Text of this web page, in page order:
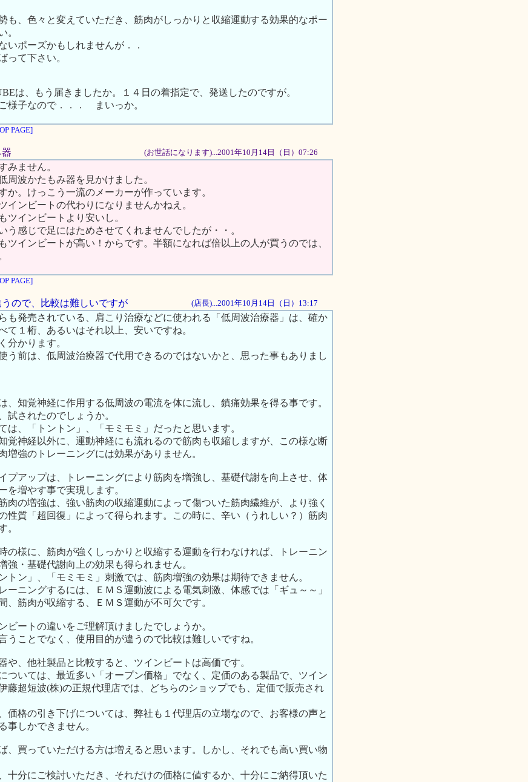
も、色々と変えていただき、筋肉がしっかりと収縮運動する効果的なポー
。
いポーズかもしれませんが．．
って下さい。
は、もう届きましたか。１４日の着指定で、発送したのですが。
様子なので．．． まいっか。
PAGE]
(お世話になります)...2001年10月14日（日）07:26
みません。
周波かたもみ器を見かけました。
か。けっこう一流のメーカーが作っています。
インビートの代わりになりませんかねえ。
ツインビートより安いし。
う感じで足にはためさせてくれませんでしたが・・。
ツインビートが高い！からです。半額になれば倍以上の人が買うのでは、
PAGE]
ので、比較は難しいですが (店長)...2001年10月14日（日）13:17
も発売されている、肩こり治療などに使われる「低周波治療器」は、確か
て１桁、あるいはそれ以上、安いですね。
分かります。
う前は、低周波治療器で代用できるのではないかと、思った事もありまし
、知覚神経に作用する低周波の電流を体に流し、鎮痛効果を得る事です。
試されたのでしょうか。
は、「トントン」、「モミモミ」だったと思います。
覚神経以外に、運動神経にも流れるので筋肉も収縮しますが、この様な断
増強のトレーニングには効果がありません。
プアップは、トレーニングにより筋肉を増強し、基礎代謝を向上させ、体
を増やす事で実現します。
肉の増強は、強い筋肉の収縮運動によって傷ついた筋肉繊維が、より強く
性質「超回復」によって得られます。この時に、辛い（うれしい？）筋肉
。
の様に、筋肉が強くしっかりと収縮する運動を行わなければ、トレーニン
強・基礎代謝向上の効果も得られません。
トン」、「モミモミ」刺激では、筋肉増強の効果は期待できません。
ーニングするには、ＥＭＳ運動波による電気刺激、体感では「ギュ～～」
、筋肉が収縮する、ＥＭＳ運動が不可欠です。
ビートの違いをご理解頂けましたでしょうか。
うことでなく、使用目的が違うので比較は難しいですね。
や、他社製品と比較すると、ツインビートは高価です。
ついては、最近多い「オープン価格」でなく、定価のある製品で、ツイン
藤超短波(株)の正規代理店では、どちらのショップでも、定価で販売され
価格の引き下げについては、弊社も１代理店の立場なので、お客様の声と
事しかできません。
、買っていただける方は増えると思います。しかし、それでも高い買い物
十分にご検討いただき、それだけの価格に値するか、十分にご納得頂いた